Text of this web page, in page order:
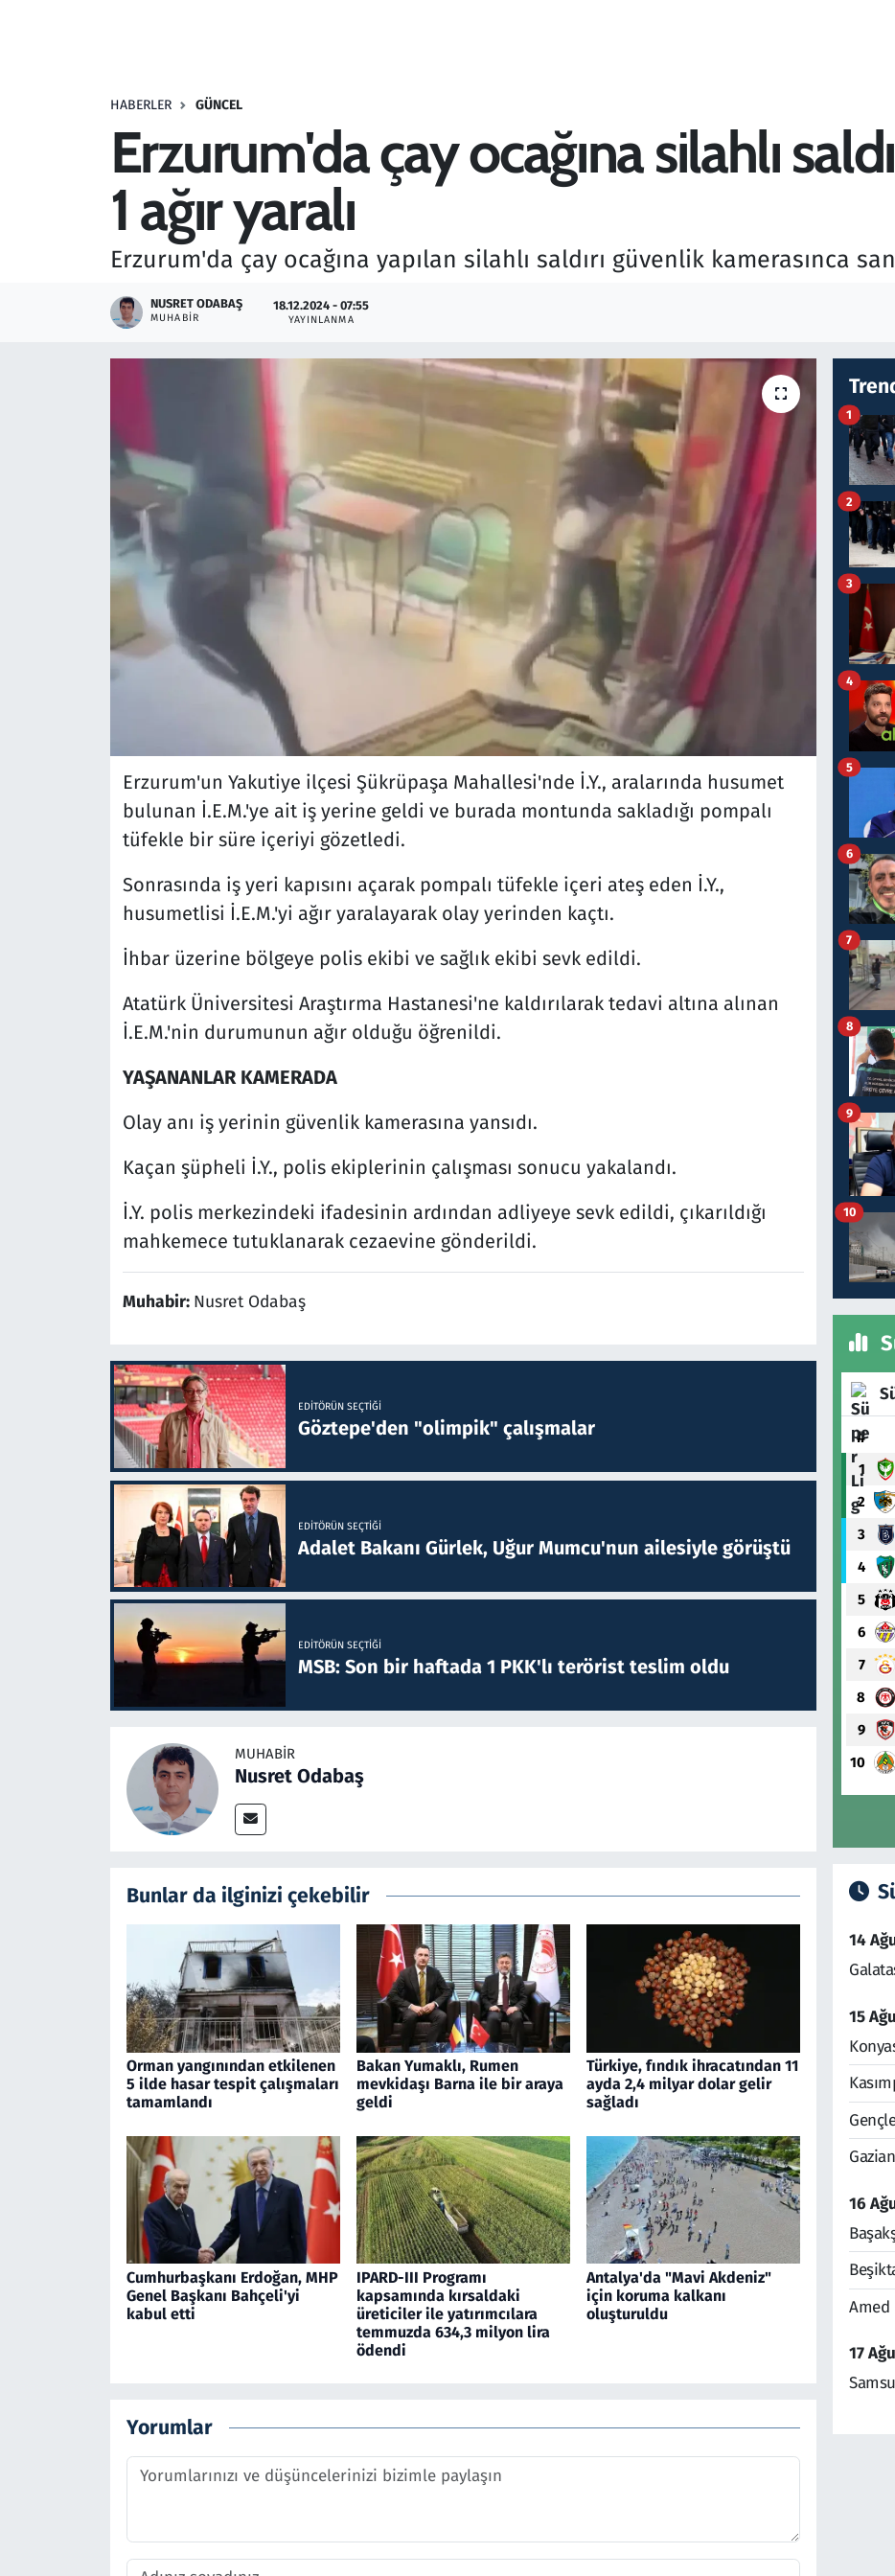
HABERLER GÜNCEL
Erzurum'da çay ocağına silahlı
1 ağır yaralı
Erzurum'da çay ocağına yapılan silahlı saldırı güvenlik kamerasınca
NUSRET ODABAŞ
MUHABIR
18.12.2024 - 07:55
YAYINLANMA
Erzurum'un Yakutiye ilçesi Şükrüpaşa Mahallesi'nde İ.Y., aralarında husumet
bulunan İ.E.M.'ye ait iş yerine geldi ve burada montunda sakladığı pompalı
tüfekle bir süre içeriyi gözetledi.
Sonrasında iş yeri kapısını açarak pompalı tüfekle içeri ateş eden İ.Y.,
husumetlisi İ.E.M.'yi ağır yaralayarak olay yerinden kaçtı.
İhbar üzerine bölgeye polis ekibi ve sağlık ekibi sevk edildi.
Atatürk Üniversitesi Araştırma Hastanesi'ne kaldırılarak tedavi altına alınan
İ.E.M.'nin durumunun ağır olduğu öğrenildi.
YAŞANANLAR KAMERADA
Olay anı iş yerinin güvenlik kamerasına yansıdı.
Kaçan şüpheli İ.Y., polis ekiplerinin çalışması sonucu yakalandı.
İ.Y. polis merkezindeki ifadesinin ardından adliyeye sevk edildi, çıkarıldığı
mahkemece tutuklanarak cezaevine gönderildi.
Muhabir: Nusret Odabaş
EDITÖRÜN SEÇTIĞI
Göztepe'den "olimpik" çalışmalar
EDITÖRÜN SEÇTIĞI
Adalet Bakanı Gürlek, Uğur Mumcu'nun ailesiyle görüştü
EDITÖRÜN SEÇTIĞI
MSB: Son bir haftada 1 PKK'lı terörist teslim oldu
MUHABIR
Nusret Odabaş
Bunlar da ilginizi çekebilir
Orman yangınından etkilenen
5 ilde hasar tespit çalışmaları
tamamlandı
Bakan Yumaklı, Rumen
mevkidaşı Barna ile bir araya
geldi
Türkiye, fındık ihracatından 11
ayda 2,4 milyar dolar gelir
sağladı
Cumhurbaşkanı Erdoğan, MHP
Genel Başkanı Bahçeli'yi
kabul etti
IPARD-III Programı
kapsamında kırsaldaki
üreticiler ile yatırımcılara
temmuzda 634,3 milyon lira
ödendi
Antalya'da "Mavi Akdeniz"
için koruma kalkanı
oluşturuldu
Yorumlar
1
2
3
4
5
6
7
8
9
10
#
1
2
3
4
5
6
7
8
9
10
14
15
16
Amed
17
Savunma Sanayi